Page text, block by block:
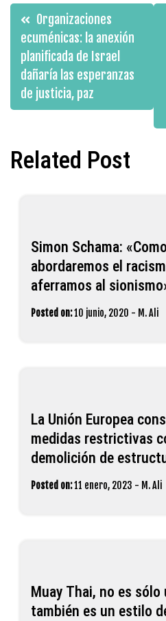
Navegación
de
entradas
Organizaciones
ecuménicas: la anexión
planificada de Israel
dañaría las esperanzas
de justicia, paz
Related Post
Simon Schama:
abordaremos el
aferramos al
Posted on:10 junio, 2020 - M. Ali
La Unión Europea
medidas restrictivas
demolición de
Posted on:11 enero, 2023 - M. Ali
Muay Thai, no es
también es un estilo